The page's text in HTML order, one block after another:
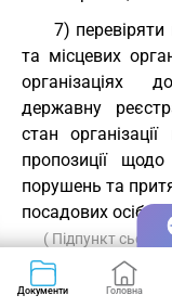
7) перевіряти
та місцевих
організаціях
державну
стан
пропозиції
порушень та
посадових осіб;
( Підпункт
з Указом
Указу
Документи Головна